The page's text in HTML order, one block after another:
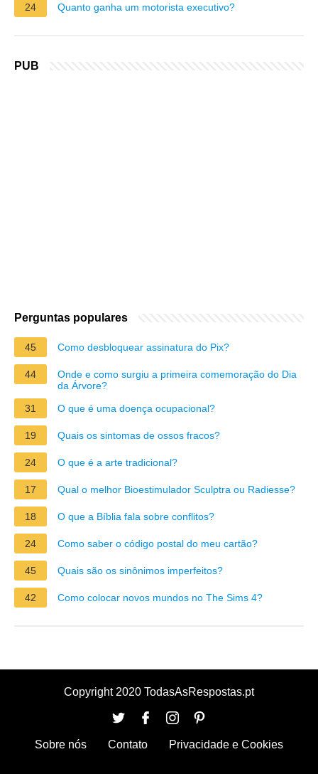
24 Quanto ganha um motorista executivo?
PUB
Perguntas populares
45 Como desbloquear assinatura do Pix?
44
Onde e como surgiu a primeira comemoração do Dia
da Árvore?
31
O que é uma doença ocupacional?
19 Quais os sintomas de ossos fracos?
24 O que é a arte tradicional?
17 Qual o melhor Bioestimulador Sculptra ou Radiesse?
18 O que a Bíblia fala sobre conflitos?
24 Como saber o código postal do meu cartão?
45 Quais são os sinônimos imperfeitos?
42 Como colocar novos mundos no The Sims 4?
Copyright 2020 TodasAsRespostas.pt
Sobre nós Contato Privacidade e Cookies